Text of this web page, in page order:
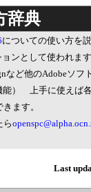
辞典
についての使い方を
ンとして使われま
など他のAdobeソフ
能） 上手に使えば
ます。
ら
Last